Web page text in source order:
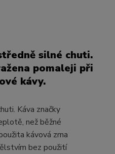
silné chuti.
pomaleji při
kávy.
Káva značky
než běžné
kávová zrna
bez použití